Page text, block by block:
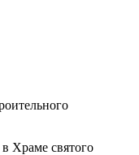
Храме святого